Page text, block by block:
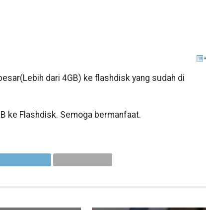
dari 4GB) ke flashdisk yang sudah di
ke Flashdisk. Semoga bermanfaat.